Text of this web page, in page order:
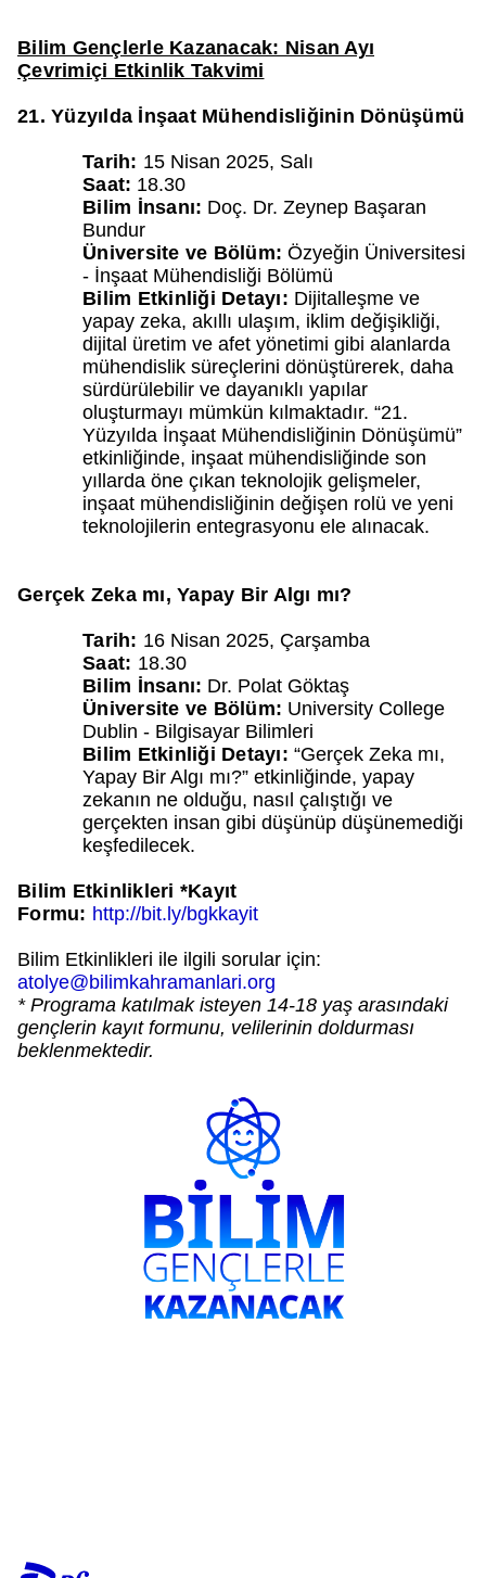
Bilim Gençlerle Kazanacak: Nisan Ayı
Çevrimiçi Etkinlik Takvimi
21. Yüzyılda İnşaat Mühendisliğinin Dönüşümü
Tarih: 15 Nisan 2025, Salı
Saat: 18.30
Bilim İnsanı: Doç. Dr. Zeynep Başaran
Bundur
Üniversite ve Bölüm:Özyeğin Üniversitesi
- İnşaat Mühendisliği Bölümü
Bilim Etkinliği Detayı: Dijitalleşme ve
yapay zeka, akıllı ulaşım, iklim değişikliği,
dijital üretim ve afet yönetimi gibi alanlarda
mühendislik süreçlerini dönüştürerek, daha
sürdürülebilir ve dayanıklı yapılar
oluşturmayı mümkün kılmaktadır. “21.
Yüzyılda İnşaat Mühendisliğinin Dönüşümü”
etkinliğinde, inşaat mühendisliğinde son
yıllarda öne çıkan teknolojik gelişmeler,
inşaat mühendisliğinin değişen rolü ve yeni
teknolojilerin entegrasyonu ele alınacak.
Gerçek Zeka mı, Yapay Bir Algı mı?
Tarih: 16 Nisan 2025, Çarşamba
Saat: 18.30
Bilim İnsanı: Dr. Polat Göktaş
Üniversite ve Bölüm: University College
Dublin - Bilgisayar Bilimleri
Bilim Etkinliği Detayı: “Gerçek Zeka mı,
Yapay Bir Algı mı?” etkinliğinde, yapay
zekanın ne olduğu, nasıl çalıştığı ve
gerçekten insan gibi düşünüp düşünemediği
keşfedilecek.
Bilim Etkinlikleri *Kayıt
Formu: http://bit.ly/bgkkayit
Bilim Etkinlikleri ile ilgili sorular için:
atolye@bilimkahramanlari.org
* Programa katılmak isteyen 14-18 yaş arasındaki
gençlerin kayıt formunu, velilerinin doldurması
beklenmektedir.